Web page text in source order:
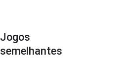
Jogos
semelhantes